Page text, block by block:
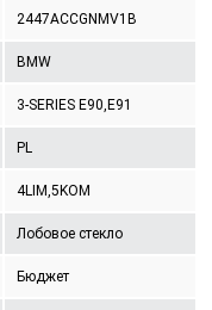
2447ACCGNMV1B
BMW
3-SERIES E90,E91
PL
4LIM,5KOM
Лобовое стекло
Бюджет